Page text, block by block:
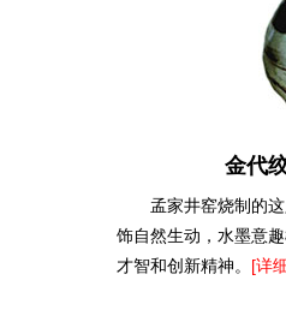
金代
孟家井窑烧制的
饰自然生动，水墨意
才智和创新精神。 [详